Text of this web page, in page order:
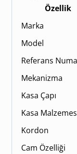
Özellik
Marka
Model
Referans
Mekanizma
Kasa Çapı
Kasa
Kordon
Cam Özelliği